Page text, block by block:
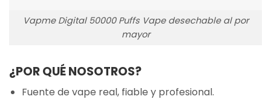
Vapme Digital 50000 Puffs Vape desechable al por
mayor
¿POR QUÉ NOSOTROS?
Fuente de vape real, fiable y profesional.